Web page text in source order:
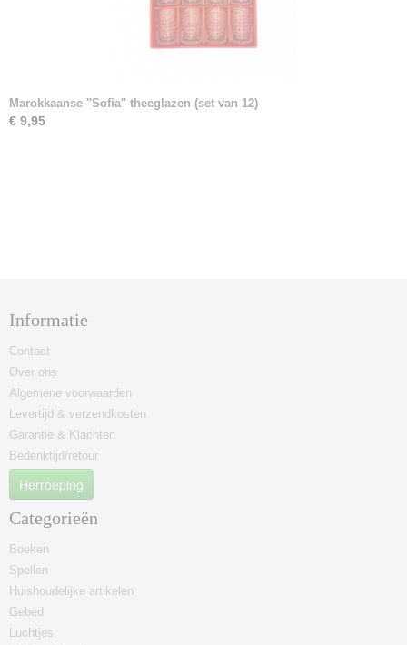
Marokkaanse ''Sofia'' theeglazen (set van 12)
€ 9,95
Informatie
Contact
Over ons
Algemene voorwaarden
Levertijd & verzendkosten
Garantie & Klachten
Bedenktijd/retour
Herroeping
Categorieën
Boeken
Spellen
Huishoudelijke artikelen
Gebed
Luchtjes